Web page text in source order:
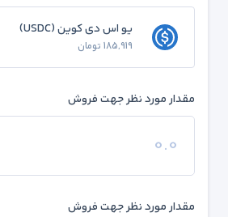
یو اس دی کوین (USDC)
185,919 تومان
مقدار مورد نظر جهت فروش
مقدار مورد نظر جهت فروش